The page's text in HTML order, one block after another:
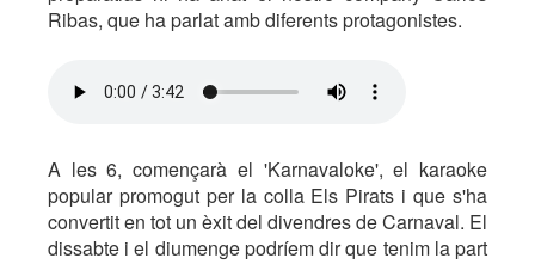
Ribas, que ha parlat amb diferents protagonistes.
A les 6, començarà el 'Karnavaloke', el karaoke
popular promogut per la colla Els Pirats i que s'ha
convertit en tot un èxit del divendres de Carnaval. El
dissabte i el diumenge podríem dir que tenim la part